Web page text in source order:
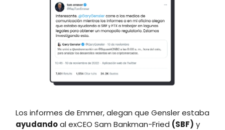
Los informes de Emmer, alegan que Gensler estaba
ayudandoal exCEO Sam Bankman-Fried (SBF) y